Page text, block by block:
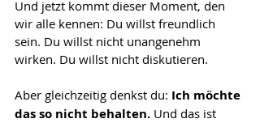
Und jetzt kommt dieser Moment, den
wir alle kennen: Du willst freundlich
sein. Du willst nicht unangenehm
wirken. Du willst nicht diskutieren.
Aber gleichzeitig denkst du: Ich möchte
das so nicht behalten. Und das ist